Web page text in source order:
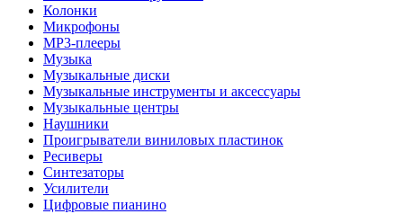
Колонки
Микрофоны
МР3-плееры
Музыка
Музыкальные диски
Музыкальные инструменты и аксессуары
Музыкальные центры
Наушники
Проигрыватели виниловых пластинок
Ресиверы
Синтезаторы
Усилители
Цифровые пианино